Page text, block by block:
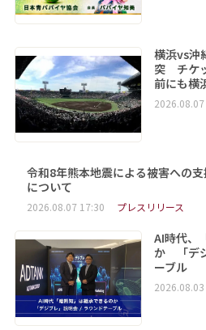
横浜vs沖
突 チケ
前にも横
令和8年熊本地震による被害への
について
2026.08.07 17:30 プレスリリース
AI時代、
か 「デ
ーブル